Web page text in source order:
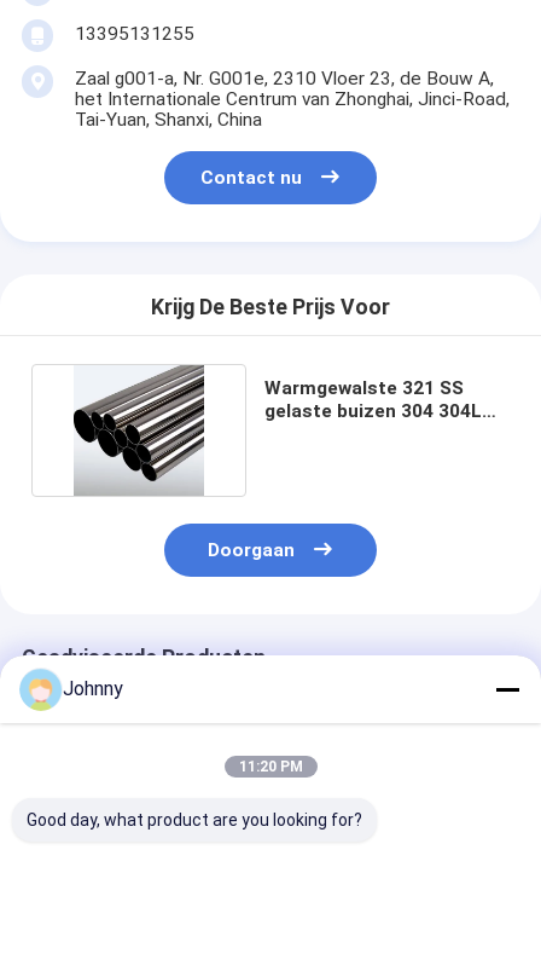
13395131255
Zaal g001-a, Nr. G001e, 2310 Vloer 23, de Bouw A,
het Internationale Centrum van Zhonghai, Jinci-Road,
Tai-Yuan, Shanxi, China
Contact nu
Krijg De Beste Prijs Voor
Warmgewalste 321 SS
gelaste buizen 304 304L
Doorgaan
Geadviseerde Producten
Johnny
11:20 PM
Good day, what product are you looking for?